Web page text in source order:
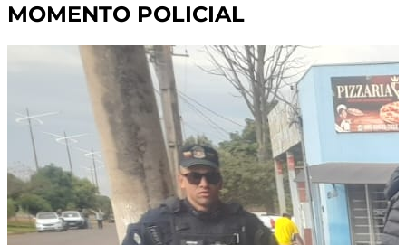
MOMENTO POLICIAL